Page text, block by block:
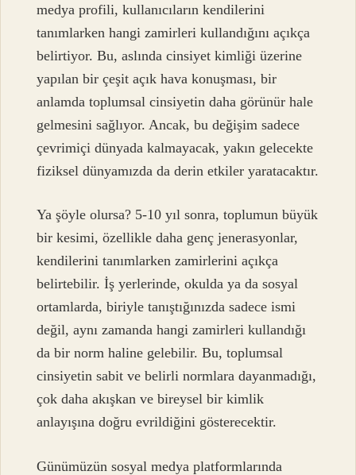
medya profili, kullanıcıların kendilerini
tanımlarken hangi zamirleri kullandığını açıkça
belirtiyor. Bu, aslında cinsiyet kimliği üzerine
yapılan bir çeşit açık hava konuşması, bir
anlamda toplumsal cinsiyetin daha görünür hale
gelmesini sağlıyor. Ancak, bu değişim sadece
çevrimiçi dünyada kalmayacak, yakın gelecekte
fiziksel dünyamızda da derin etkiler yaratacaktır.
Ya şöyle olursa? 5-10 yıl sonra, toplumun büyük
bir kesimi, özellikle daha genç jenerasyonlar,
kendilerini tanımlarken zamirlerini açıkça
belirtebilir. İş yerlerinde, okulda ya da sosyal
ortamlarda, biriyle tanıştığınızda sadece ismi
değil, aynı zamanda hangi zamirleri kullandığı
da bir norm haline gelebilir. Bu, toplumsal
cinsiyetin sabit ve belirli normlara dayanmadığı,
çok daha akışkan ve bireysel bir kimlik
anlayışına doğru evrildiğini gösterecektir.
Günümüzün sosyal medya platformlarında